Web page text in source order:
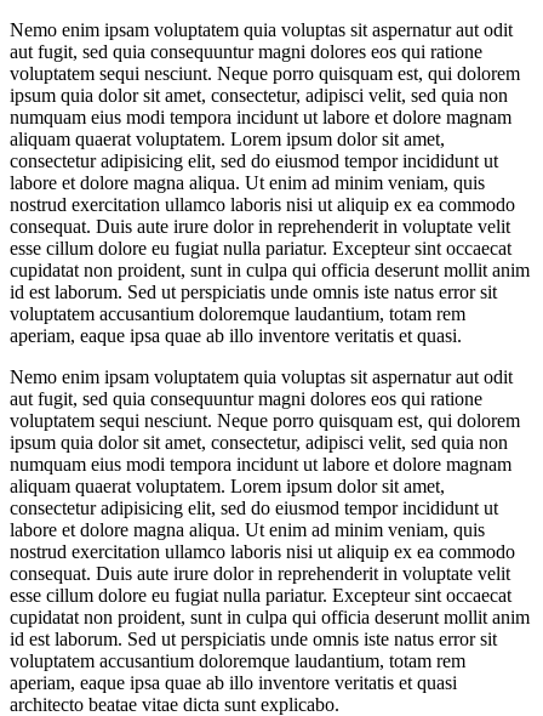
Nemo enim ipsam voluptatem quia voluptas sit aspernatur aut odit
aut fugit, sed quia consequuntur magni dolores eos qui ratione
voluptatem sequi nesciunt. Neque porro quisquam est, qui dolorem
ipsum quia dolor sit amet, consectetur, adipisci velit, sed quia non
numquam eius modi tempora incidunt ut labore et dolore magnam
aliquam quaerat voluptatem. Lorem ipsum dolor sit amet,
consectetur adipisicing elit, sed do eiusmod tempor incididunt ut
labore et dolore magna aliqua. Ut enim ad minim veniam, quis
nostrud exercitation ullamco laboris nisi ut aliquip ex ea commodo
consequat. Duis aute irure dolor in reprehenderit in voluptate velit
esse cillum dolore eu fugiat nulla pariatur. Excepteur sint occaecat
cupidatat non proident, sunt in culpa qui officia deserunt mollit anim
id est laborum. Sed ut perspiciatis unde omnis iste natus error sit
voluptatem accusantium doloremque laudantium, totam rem
aperiam, eaque ipsa quae ab illo inventore veritatis et quasi.
Nemo enim ipsam voluptatem quia voluptas sit aspernatur aut odit
aut fugit, sed quia consequuntur magni dolores eos qui ratione
voluptatem sequi nesciunt. Neque porro quisquam est, qui dolorem
ipsum quia dolor sit amet, consectetur, adipisci velit, sed quia non
numquam eius modi tempora incidunt ut labore et dolore magnam
aliquam quaerat voluptatem. Lorem ipsum dolor sit amet,
consectetur adipisicing elit, sed do eiusmod tempor incididunt ut
labore et dolore magna aliqua. Ut enim ad minim veniam, quis
nostrud exercitation ullamco laboris nisi ut aliquip ex ea commodo
consequat. Duis aute irure dolor in reprehenderit in voluptate velit
esse cillum dolore eu fugiat nulla pariatur. Excepteur sint occaecat
cupidatat non proident, sunt in culpa qui officia deserunt mollit anim
id est laborum. Sed ut perspiciatis unde omnis iste natus error sit
voluptatem accusantium doloremque laudantium, totam rem
aperiam, eaque ipsa quae ab illo inventore veritatis et quasi
architecto beatae vitae dicta sunt explicabo.